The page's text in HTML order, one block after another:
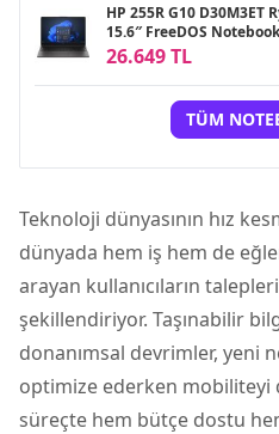
HP 255R G10 D30M3ET
15.6″ FreeDOS Notebook
26.649 TL
TÜM
Teknoloji dünyasının hız
dünyada hem iş hem de
arayan kullanıcıların
şekillendiriyor. Taşınabilir
donanımsal devrimler, yeni
optimize ederken mobiliteyi
süreçte hem bütçe dostu